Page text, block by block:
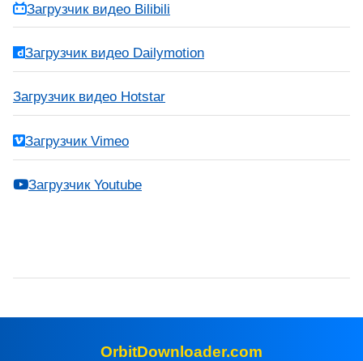
Загрузчик видео Bilibili
Загрузчик видео Dailymotion
Загрузчик видео Hotstar
Загрузчик Vimeo
Загрузчик Youtube
OrbitDownloader.com